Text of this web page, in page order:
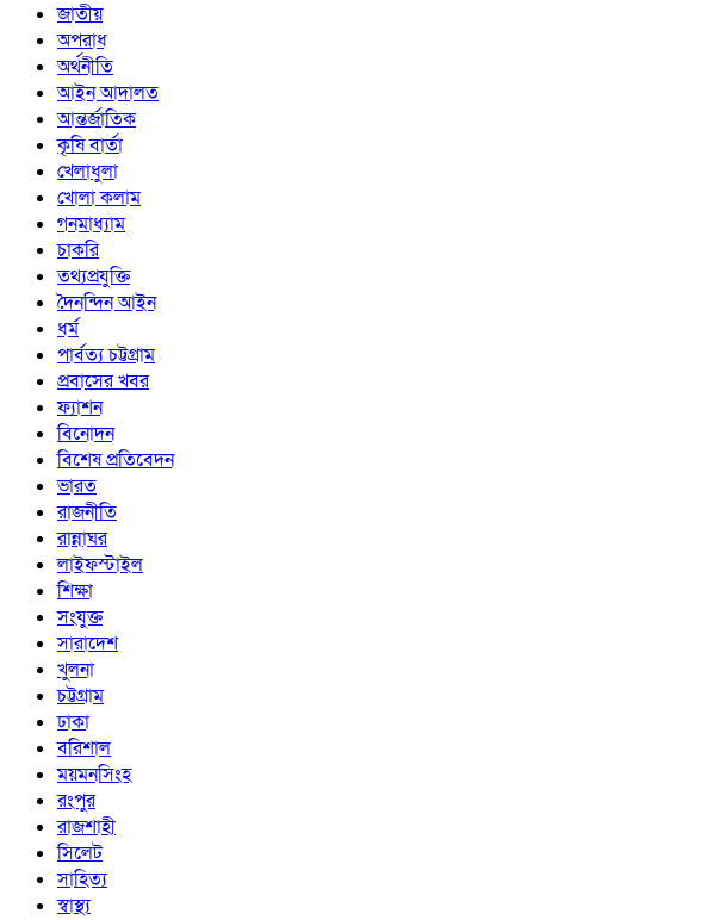
জাতীয়
অপরাধ
অর্থনীতি
আইন আদালত
আন্তর্জাতিক
কৃষি বার্তা
খেলাধুলা
খোলা কলাম
গনমাধ্যাম
চাকরি
তথ্যপ্রযুক্তি
দৈনন্দিন আইন
ধর্ম
পার্বত্য চট্টগ্রাম
প্রবাসের খবর
ফ্যাশন
বিনোদন
বিশেষ প্রতিবেদন
ভারত
রাজনীতি
রান্নাঘর
লাইফস্টাইল
শিক্ষা
সংযুক্ত
সারাদেশ
খুলনা
চট্টগ্রাম
ঢাকা
বরিশাল
ময়মনসিংহ
রংপুর
রাজশাহী
সিলেট
সাহিত্য
স্বাস্থ্য